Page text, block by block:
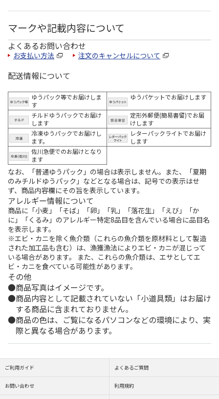
マークや記載内容について
よくあるお問い合わせ
お支払い方法 注文のキャンセルについて
配送情報について
ゆうパック等でお届けしま
す
ゆうパケットでお届けします
チルドゆうパックでお届け
します
定形外郵便(簡易書留)でお届
けします
冷凍ゆうパックでお届けし
ます。
レターパックライトでお届け
します
佐川急便でのお届けとなり
ます
なお、「普通ゆうパック」の場合は表示しません。また、「夏期
のみチルドゆうパック」などとなる場合は、記号での表示はせ
ず、商品内容欄にその旨を表示しています。
アレルギー情報について
商品に「小麦」「そば」「卵」「乳」「落花生」「えび」「か
に」「くるみ」のアレルギー特定8品目を含んでいる場合に品目名
を表示します。
※エビ・カニを除く魚介類（これらの魚介類を原材料として製造
された加工品も含む）は、漁獲漁法によりエビ・カニが混じって
いる場合があります。 また、これらの魚介類は、エサとしてエ
ビ・カニを食べている可能性があります。
その他
商品写真はイメージです。
商品内容として記載されていない「小道具類」はお届け
する商品に含まれておりません。
商品の色は、ご覧になるパソコンなどの環境により、実
際と異なる場合があります。
ご利用ガイド よくあるご質問
お問い合わせ 利用規約